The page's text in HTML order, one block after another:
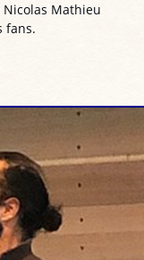
Mathieu
fans.